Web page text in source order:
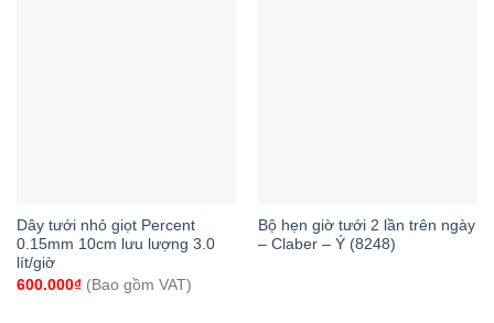
Dây tưới nhỏ giọt Percent
0.15mm 10cm lưu lượng 3.0
lít/giờ
600.000₫(Bao gồm VAT)
Bộ hẹn giờ tưới 2 lần trên ngày
– Claber – Ý (8248)